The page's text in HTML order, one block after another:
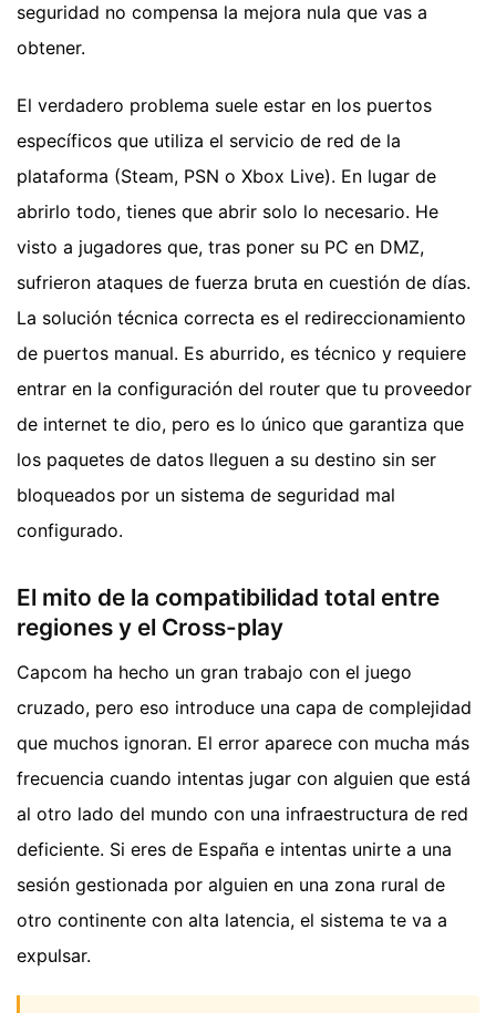
seguridad no compensa la mejora nula que vas a
obtener.
El verdadero problema suele estar en los puertos
específicos que utiliza el servicio de red de la
plataforma (Steam, PSN o Xbox Live). En lugar de
abrirlo todo, tienes que abrir solo lo necesario. He
visto a jugadores que, tras poner su PC en DMZ,
sufrieron ataques de fuerza bruta en cuestión de días.
La solución técnica correcta es el redireccionamiento
de puertos manual. Es aburrido, es técnico y requiere
entrar en la configuración del router que tu proveedor
de internet te dio, pero es lo único que garantiza que
los paquetes de datos lleguen a su destino sin ser
bloqueados por un sistema de seguridad mal
configurado.
El mito de la compatibilidad total entre
regiones y el Cross-play
Capcom ha hecho un gran trabajo con el juego
cruzado, pero eso introduce una capa de complejidad
que muchos ignoran. El error aparece con mucha más
frecuencia cuando intentas jugar con alguien que está
al otro lado del mundo con una infraestructura de red
deficiente. Si eres de España e intentas unirte a una
sesión gestionada por alguien en una zona rural de
otro continente con alta latencia, el sistema te va a
expulsar.